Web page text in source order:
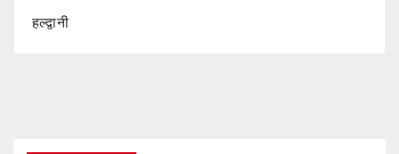
हल्द्वानी